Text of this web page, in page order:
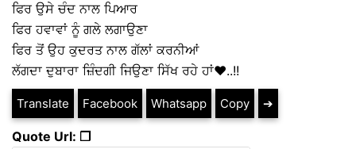
ਫਿਰ ਉਸੇ ਚੰਦ ਨਾਲ ਪਿਆਰ
ਫਿਰ ਹਵਾਵਾਂ ਨੂੰ ਗਲੇ ਲਗਾਉਣਾ
ਫਿਰ ਤੋਂ ਉਹ ਕੁਦਰਤ ਨਾਲ ਗੱਲਾਂ ਕਰਨੀਆਂ
ਲੱਗਦਾ ਦੁਬਾਰਾ ਜ਼ਿੰਦਗੀ ਜਿਉਣਾ ਸਿੱਖ ਰਹੇ ਹਾਂ❤️..!!
Translate Facebook Whatsapp Copy ➔
Quote Url: ❐